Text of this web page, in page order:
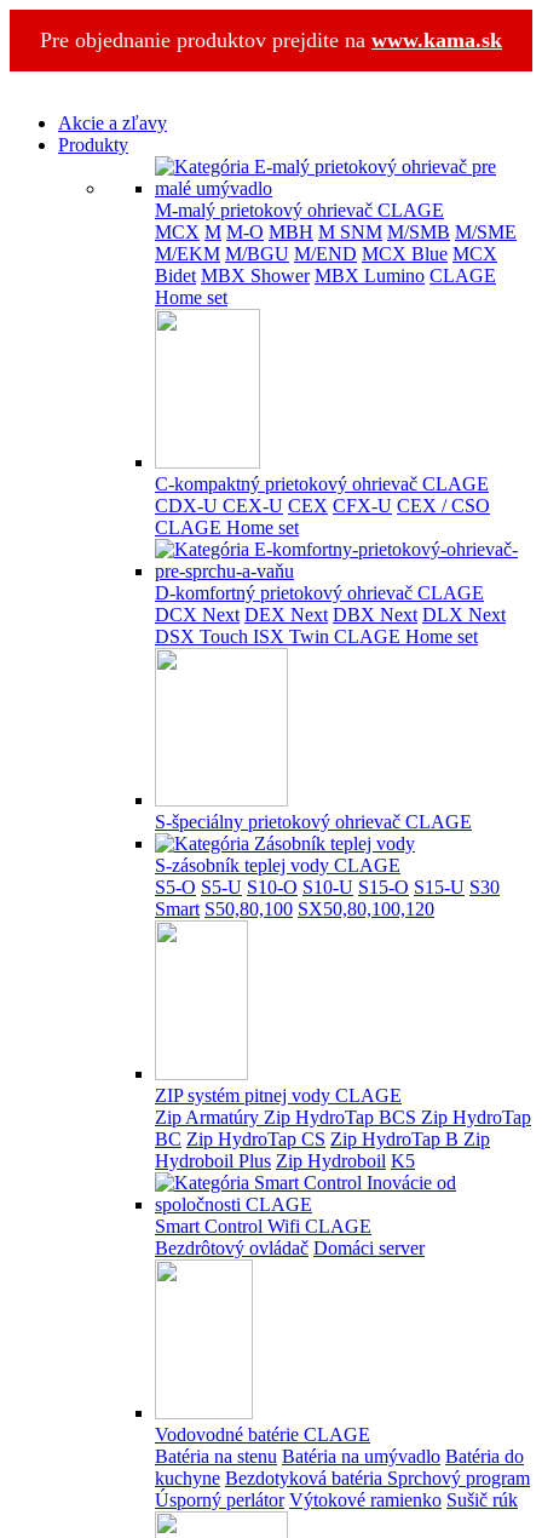
Pre objednanie produktov prejdite na www.kama.sk
Akcie a zľavy
Produkty
M-malý prietokový ohrievač CLAGE
MCX M M-O MBH M SNM M/SMB M/SME
M/EKM M/BGU M/END MCX Blue MCX
Bidet MBX Shower MBX Lumino CLAGE
Home set
C-kompaktný prietokový ohrievač CLAGE
CDX-U CEX-U CEX CFX-U CEX / CSO
CLAGE Home set
D-komfortný prietokový ohrievač CLAGE
DCX Next DEX Next DBX Next DLX Next
DSX Touch ISX Twin CLAGE Home set
S-špeciálny prietokový ohrievač CLAGE
S-zásobník teplej vody CLAGE
S5-O S5-U S10-O S10-U S15-O S15-U S30
Smart S50,80,100 SX50,80,100,120
ZIP systém pitnej vody CLAGE
Zip Armatúry Zip HydroTap BCS Zip HydroTap
BC Zip HydroTap CS Zip HydroTap B Zip
Hydroboil Plus Zip Hydroboil K5
Smart Control Wifi CLAGE
Bezdrôtový ovládač Domáci server
Vodovodné batérie CLAGE
Batéria na stenu Batéria na umývadlo Batéria do
kuchyne Bezdotyková batéria Sprchový program
Úsporný perlátor Výtokové ramienko Sušič rúk